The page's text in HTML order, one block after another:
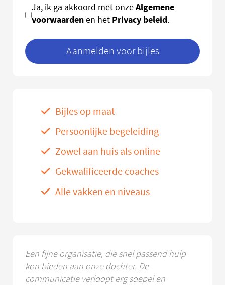
Ja, ik ga akkoord met onzeAlgemene
voorwaardenen het Privacy beleid.
Aanmelden voor bijles
Bijles op maat
Persoonlijke begeleiding
Zowel aan huis als online
Gekwalificeerde coaches
Alle vakken en niveaus
Een fijne organisatie, die snel passend hulp
kon bieden aan onze dochter. De
communicatie verloopt erg soepel en